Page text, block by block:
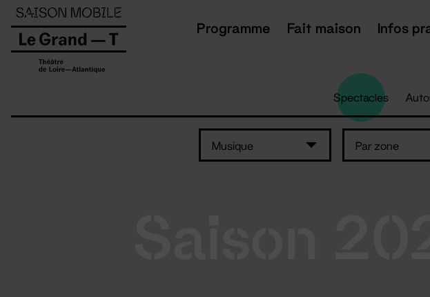
Programme Fait maison Infos
Spectacles
Musique Par zone
Panneau de gestion des cookies